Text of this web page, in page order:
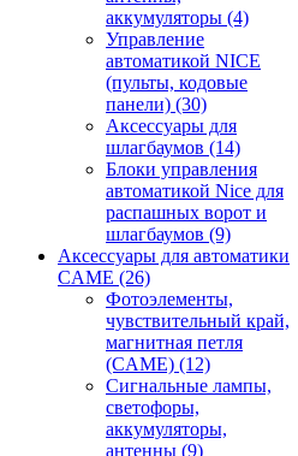
аккумуляторы (4)
Управление
автоматикой NICE
(пульты, кодовые
панели) (30)
Аксессуары для
шлагбаумов (14)
Блоки управления
автоматикой Nice для
распашных ворот и
шлагбаумов (9)
Аксессуары для автоматики
CAME (26)
Фотоэлементы,
чувствительный край,
магнитная петля
(CAME) (12)
Сигнальные лампы,
светофоры,
аккумуляторы,
антенны (9)